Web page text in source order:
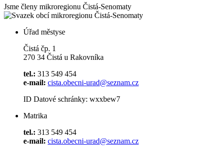
Jsme členy mikroregionu Čistá-Senomaty
Úřad městyse
Čistá čp. 1
270 34 Čistá u Rakovníka
tel.: 313 549 454
e-mail: cista.obecni-urad@seznam.cz
ID Datové schránky: wxxbew7
Matrika
tel.: 313 549 454
e-mail: cista.obecni-urad@seznam.cz